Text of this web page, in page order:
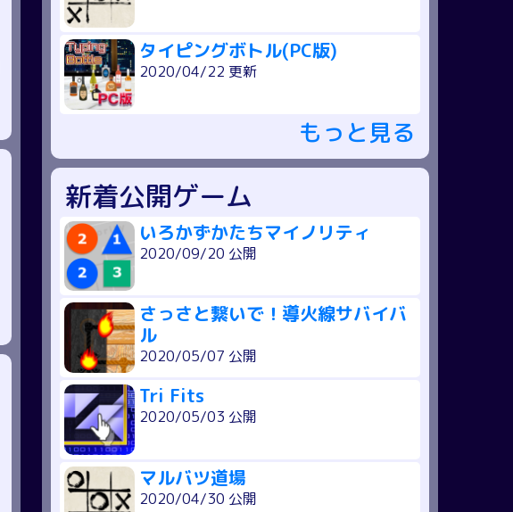
タイピングボトル(PC版)
2020/04/22 更新
もっと見る
新着公開ゲーム
いろかずかたちマイノリティ
2020/09/20 公開
さっさと繋いで！導火線サバイバ
ル
2020/05/07 公開
Tri Fits
2020/05/03 公開
マルバツ道場
2020/04/30 公開